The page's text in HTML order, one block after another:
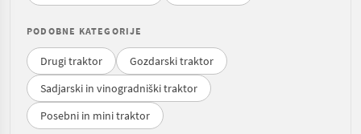
PODOBNE KATEGORIJE
Drugi traktor
Gozdarski traktor
Sadjarski in vinogradniški traktor
Posebni in mini traktor